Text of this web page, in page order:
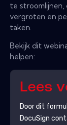
te
vergroten en
taken.
Bekijk dit
helpen:
Lees
Door dit
DocuSign